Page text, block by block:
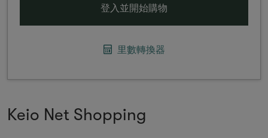
登入並開始購物
里數轉換器
Keio Net Shopping